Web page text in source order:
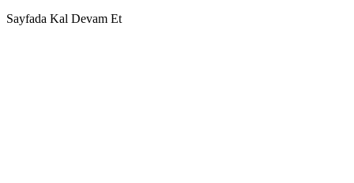
Sayfada Kal Devam Et